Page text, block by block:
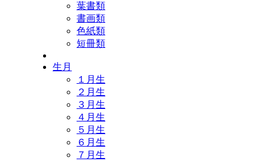
葉書類
書画類
色紙類
短冊類
生月
１月生
２月生
３月生
４月生
５月生
６月生
７月生